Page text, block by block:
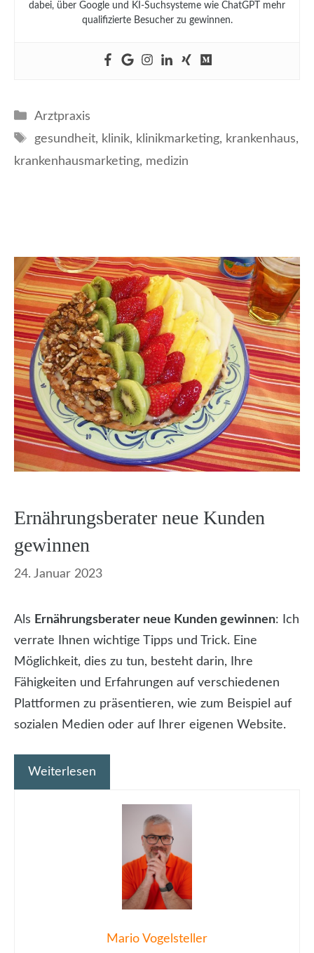
dabei, über Google und KI-Suchsysteme wie ChatGPT mehr
qualifizierte Besucher zu gewinnen.
Kategorien
Arztpraxis
Schlagwörter
gesundheit, klinik, klinikmarketing, krankenhaus,
krankenhausmarketing, medizin
Ernährungsberater neue Kunden
gewinnen
24. Januar 2023
Als Ernährungsberater neue Kunden gewinnen: Ich
verrate Ihnen wichtige Tipps und Trick. Eine
Möglichkeit, dies zu tun, besteht darin, Ihre
Fähigkeiten und Erfahrungen auf verschiedenen
Plattformen zu präsentieren, wie zum Beispiel auf
sozialen Medien oder auf Ihrer eigenen Website.
Weiterlesen
Mario Vogelsteller